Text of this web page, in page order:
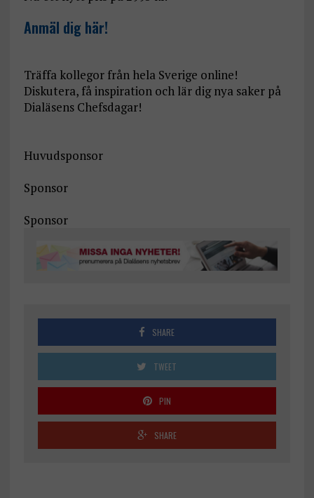
Anmäl dig här!
Träffa kollegor från hela Sverige online!
Diskutera, få inspiration och lär dig nya saker på
Dialäsens Chefsdagar!
Huvudsponsor
Sponsor
Sponsor
SHARE
TWEET
PIN
SHARE